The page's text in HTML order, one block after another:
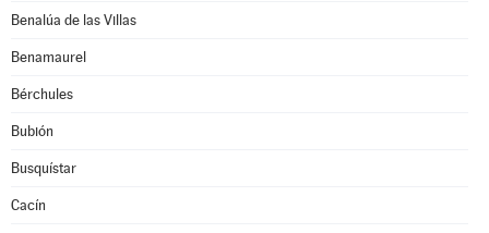
Benalúa de las Villas
Benamaurel
Bérchules
Bubión
Busquístar
Cacín